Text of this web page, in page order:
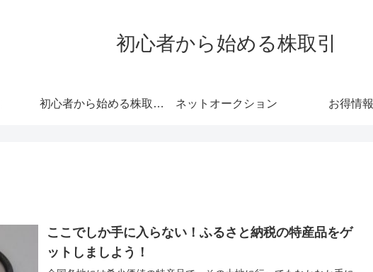
初心者から始める株取引
初心者から始める株取引 わかりやすさにこだわった初心者向けサイト ネットオークション お得情報
ここでしか手に入らない！ふるさと納税の特産品をゲ
ットしましよう！